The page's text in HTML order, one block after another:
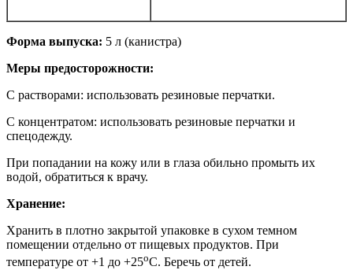
Форма выпуска: 5 л (канистра)
Меры предосторожности:
С растворами: использовать резиновые перчатки.
С концентратом: использовать резиновые перчатки и
спецодежду.
При попадании на кожу или в глаза обильно промыть их
водой, обратиться к врачу.
Хранение:
Хранить в плотно закрытой упаковке в сухом темном
помещении отдельно от пищевых продуктов. При
температуре от +1 до +25оС. Беречь от детей.